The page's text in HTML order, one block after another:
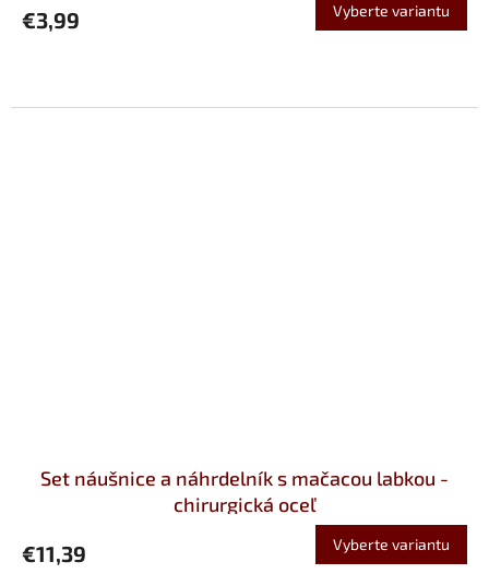
€3,99 Vyberte variantu
Set náušnice a náhrdelník s mačacou labkou -
chirurgická oceľ
€11,39 Vyberte variantu